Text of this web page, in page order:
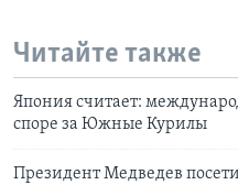
Читайте также
Япония считает:
споре за Южные Курилы
Президент Медведев